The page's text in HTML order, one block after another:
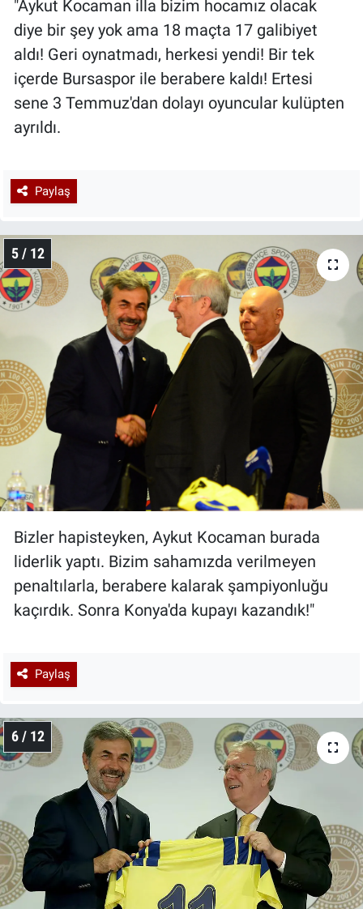
"Aykut Kocaman illa bizim hocamız olacak
diye bir şey yok ama 18 maçta 17 galibiyet
aldı! Geri oynatmadı, herkesi yendi! Bir tek
içerde Bursaspor ile berabere kaldı! Ertesi
sene 3 Temmuz'dan dolayı oyuncular kulüpten
ayrıldı.
Paylaş
5 / 12
Bizler hapisteyken, Aykut Kocaman burada
liderlik yaptı. Bizim sahamızda verilmeyen
penaltılarla, berabere kalarak şampiyonluğu
kaçırdık. Sonra Konya'da kupayı kazandık!"
Paylaş
6 / 12